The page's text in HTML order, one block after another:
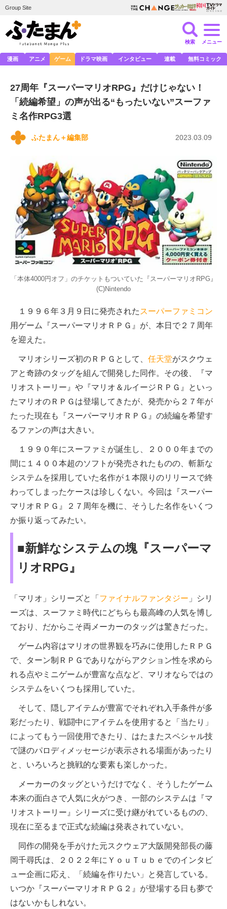
Group Site
検索 メニュー
漫画 アニメ ゲーム ドラマ映画 インタビュー 連載 無料コミック
27周年『スーパーマリオRPG』だけじゃない！
「続編希望」の声が出る“もったいない”スーファ
ミ名作RPG3選
ふたまん＋編集部 2023.03.09
「本体4000円オフ」のチケットもついていた『スーパーマリオRPG』
(C)Nintendo
１９９６年３月９日に発売された スーパーファミコン
用ゲーム『スーパーマリオＲＰＧ』が、本日で２７周年
を迎えた。
マリオシリーズ初のＲＰＧとして、 任天堂がスクウェ
アと奇跡のタッグを組んで開発した同作。その後、『マ
リオストーリー』や『マリオ＆ルイージＲＰＧ』といっ
たマリオのＲＰＧは登場してきたが、発売から２７年が
たった現在も『スーパーマリオＲＰＧ』の続編を希望す
るファンの声は大きい。
１９９０年にスーファミが誕生し、２０００年までの
間に１４００本超のソフトが発売されたものの、斬新な
システムを採用していた名作が１本限りのリリースで終
わってしまったケースは珍しくない。今回は『スーパー
マリオＲＰＧ』２７周年を機に、そうした名作をいくつ
か振り返ってみたい。
■新鮮なシステムの塊『スーパーマ
リオRPG』
「マリオ」シリーズと「 ファイナルファンタジー 」シリ
ーズは、スーファミ時代にどちらも最高峰の人気を博し
ており、だからこそ両メーカーのタッグは驚きだった。
ゲーム内容はマリオの世界観を巧みに使用したＲＰＧ
で、ターン制ＲＰＧでありながらアクション性を求めら
れる点やミニゲームが豊富な点など、マリオならではの
システムをいくつも採用していた。
そして、隠しアイテムが豊富でそれぞれ入手条件が多
彩だったり、戦闘中にアイテムを使用すると「当たり」
によってもう一回使用できたり、はたまたスペシャル技
で謎のパロディメッセージが表示される場面があったり
と、いろいろと挑戦的な要素も楽しかった。
メーカーのタッグというだけでなく、そうしたゲーム
本来の面白さで人気に火がつき、一部のシステムは『マ
リオストーリー』シリーズに受け継がれているものの、
現在に至るまで正式な続編は発表されていない。
同作の開発を手がけた元スクウェア大阪開発部長の藤
岡千尋氏は、２０２２年にＹｏｕＴｕｂｅでのインタビ
ュー企画に応え、「続編を作りたい」と発言している。
いつか『スーパーマリオＲＰＧ２』が登場する日も夢で
はないかもしれない。